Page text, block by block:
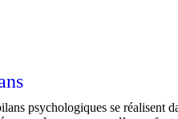
psychologiques se réalisent